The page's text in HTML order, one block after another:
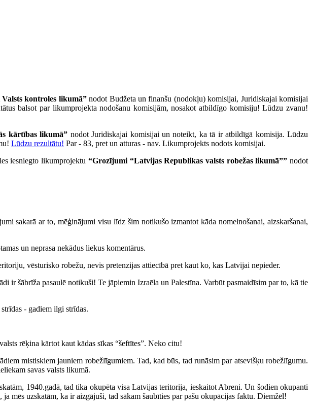
kontroles likumā”nodot Budžeta un finanšu (nodokļu) komisijai, Juridiskajai komisijai
balsot par likumprojekta nodošanu komisijām, nosakot atbildīgo komisiju! Lūdzu zvanu!
kārtības likumā” nodot Juridiskajai komisijai un noteikt, ka tā ir atbildīgā komisija. Lūdzu
Lūdzu rezultātu! Par - 83, pret un atturas - nav. Likumprojekts nodots komisijai.
iesniegto likumprojektu “Grozījumi “Latvijas Republikas valsts robežas likumā”” nodot
sakarā ar to, mēģinājumi visu līdz šim notikušo izmantot kāda nomelnošanai, aizskaršanai,
un neprasa nekādus liekus komentārus.
vēsturisko robežu, nevis pretenzijas attiecībā pret kaut ko, kas Latvijai nepieder.
ir šābrīža pasaulē notikuši! Te jāpiemin Izraēla un Palestīna. Varbūt pasmaidīsim par to, kā tie
- gadiem ilgi strīdas.
rēķina kārtot kaut kādas sīkas “šeftītes”. Neko citu!
mistiskiem jauniem robežlīgumiem. Tad, kad būs, tad runāsim par atsevišķu robežlīgumu.
savas valsts likumā.
1940.gadā, tad tika okupēta visa Latvijas teritorija, ieskaitot Abreni. Un šodien okupanti
ja mēs uzskatām, ka ir aizgājuši, tad sākam šaubīties par pašu okupācijas faktu. Diemžēl!